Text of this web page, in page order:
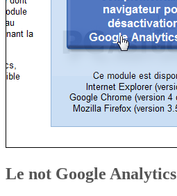
Le not Google Analytics